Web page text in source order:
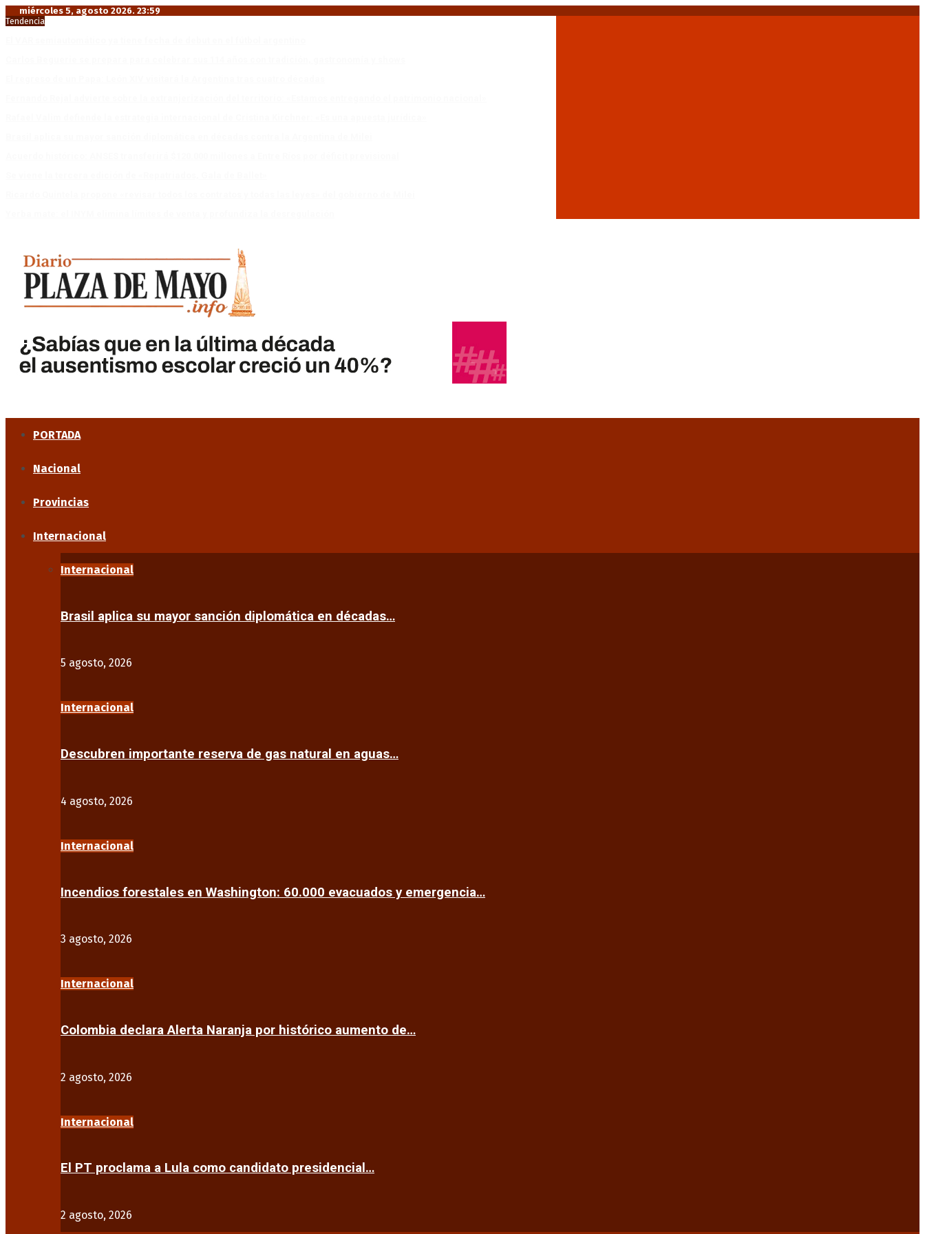
miércoles 5, agosto 2026. 23:59
Tendencia
PORTADA
Nacional
Provincias
Internacional
Internacional
Brasil aplica su mayor sanción diplomática en décadas…
5 agosto, 2026
Internacional
Descubren importante reserva de gas natural en aguas…
4 agosto, 2026
Internacional
Incendios forestales en Washington: 60.000 evacuados y emergencia…
3 agosto, 2026
Internacional
Colombia declara Alerta Naranja por histórico aumento de…
2 agosto, 2026
Internacional
El PT proclama a Lula como candidato presidencial…
2 agosto, 2026